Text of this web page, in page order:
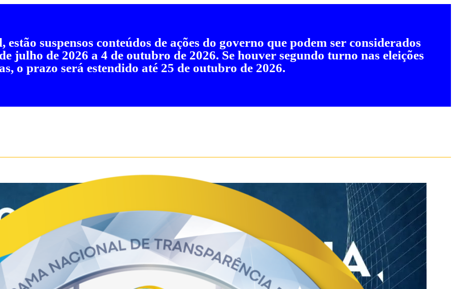
suspensos conteúdos de ações do governo que podem ser considerados
julho de 2026 a 4 de outubro de 2026. Se houver segundo turno nas eleições
o prazo será estendido até 25 de outubro de 2026.